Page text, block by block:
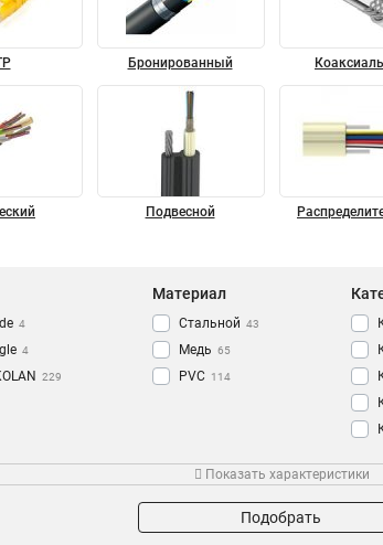
Бронированный
Подвесной
4
4
229
Материал
Стальной 43
Медь 65
PVC 114
6 IP67 6
Показать характеристики
Подобрать